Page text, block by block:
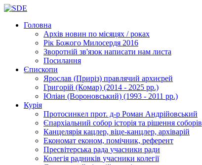
Головна
Архів новин по місяцях / роках
Рік Божого Милосердя 2016
Зворотній зв'язок написати нам листа
Посилання
Єпископи
Ярослав (Приріз) правлячий архиєрей
Григорій (Комар) (2014 - 2025 рр.)
Юліан (Вороновський) (1993 - 2011 рр.)
Курія
Протосинкел прот. д-р Роман Андрійовський
Єпархіальний собор історія та рішення соборів
Канцелярія кацлер, віце-канцлер, архіварій
Економат економ, помічник, референт
Пресвітерська рада учасники ради
Колегія радників учасники колегії